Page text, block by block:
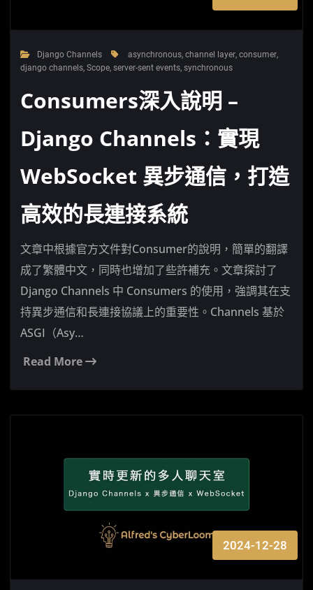
Django Channels asynchronous,channel layer,consumer,
django channels,Scope,server-sent events,synchronous
Consumers深入說明 –
Django Channels：實現
WebSocket 異步通信，打造
高效的長連接系統
文章中根據官方文件對Consumer的說明，簡單的翻譯
成了繁體中文，同時也增加了些許補充。文章探討了
Django Channels 中 Consumers 的使用，強調其在支
持異步通信和長連接協議上的重要性。Channels 基於
ASGI（Asy…
Read More
2024-12-28